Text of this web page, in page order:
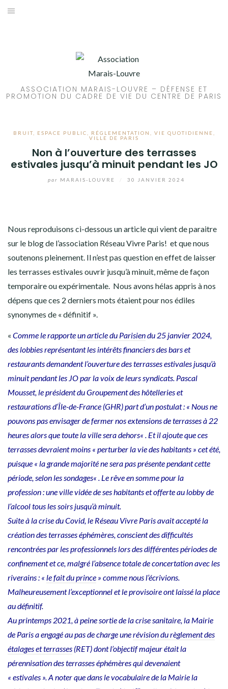
Aller
ASSOCIATION MARAIS-LOUVRE – DÉFENSE ET
PROMOTION DU CADRE DE VIE DU CENTRE DE PARIS
BRUIT, ESPACE PUBLIC RÉGLEMENTATION VIE QUOTIDIENNE
VILLE DE PARIS
Non à l’ouverture des terrasses
estivales jusqu’à minuit pendant les JO
par MARAIS-LOUVRE 30 JANVIER 2024
Nous reproduisons ci-dessous un article qui vient de paraitre
sur le blog de l’association Réseau Vivre Paris! et que nous
soutenons pleinement. Il n’est pas question en effet de laisser
les terrasses estivales ouvrir jusqu’à minuit, même de façon
temporaire ou expérimentale. Nous avons hélas appris à nos
dépens que ces 2 derniers mots étaient pour nos édiles
synonymes de « définitif ».
« Comme le rapporteun article du Parisiendu 25 janvier 2024,
des lobbies représentant les intérêts financiers des bars et
restaurants demandent l’ouverture des terrasses estivales jusqu’à
minuit pendant les JO par la voix de leurs syndicats. Pascal
Mousset, le président du Groupement des hôtelleries et
restaurations d’Île-de-France (GHR) part d’un postulat : « Nous ne
pouvons pas envisager de fermer nos extensions de terrasses à 22
heures alors que toute la ville sera dehors« . Et il ajoute que ces
terrasses devraient moins « perturber la vie des habitants » cet été,
puisque « la grande majorité ne sera pas présente pendant cette
période, selon les sondages« . Le rêve en somme pour la
profession : une ville vidée de ses habitants et offerte au lobby de
l’alcool tous les soirs jusqu’à minuit.
Suite à la crise du Covid, le Réseau Vivre Paris avait accepté la
création des terrasses éphémères, conscient des difficultés
rencontrées par les professionnels lors des différentes périodes de
confinement et ce, malgré l’absence totale de concertation avec les
riverains : « le fait du prince » comme nous l’écrivions.
Malheureusement l’exceptionnel et le provisoire ont laissé la place
au définitif.
Au printemps 2021, à peine sortie de la crise sanitaire, la Mairie
de Paris a engagé au pas de charge unerévision du règlement des
étalages et terrasses (RET) dont l’objectif majeur était la
pérennisation des terrasses éphémères qui devenaient
« estivales ». A noter que dans le vocabulaire de la Mairie la
PROPRETÉ
RÉGLEMENTATION